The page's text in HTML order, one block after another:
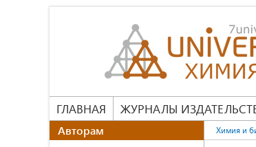
ГЛАВНАЯ ЖУРНАЛЫ
Химия и
Авторам